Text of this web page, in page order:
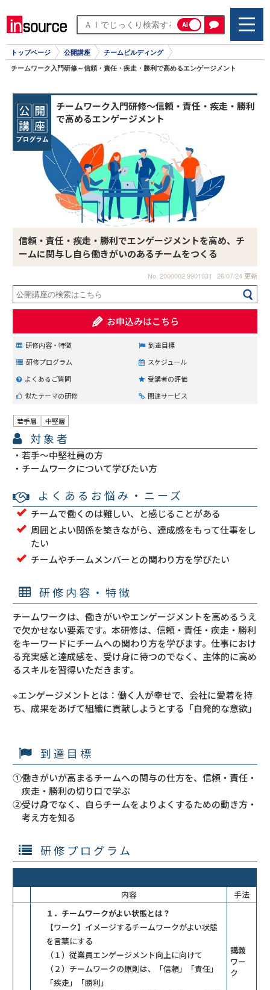
AI
トップページ 公開講座 チームビルディング
チームワーク入門研修～信頼・責任・疾走・勝利で高めるエンゲージメント
チームワーク入門研修～信頼・責任・疾走・勝利
で高めるエンゲージメント
信頼・責任・疾走・勝利でエンゲージメントを高め、チ
ームに関与し自ら働きがいのあるチームをつくる
No. 2000002 9901031 26/07/24 更新
お申込みはこちら
研修内容・特徴
到達目標
研修プログラム
スケジュール
よくあるご質問
受講者の評価
似たテーマの研修
関連サービス
対象者
若手層 中堅層
若手～中堅社員の方
チームワークについて学びたい方
よくあるお悩み・ニーズ
チームで働くのは難しい、と感じることがある
周囲とよい関係を築きながら、達成感をもって仕事をし
たい
チームやチームメンバーとの関わり方を学びたい
研修内容・特徴
チームワークは、働きがいやエンゲージメントを高めるうえ
で欠かせない要素です。本研修は、信頼・責任・疾走・勝利
をキーワードにチームへの関わり方を学びます。仕事におけ
る充実感と達成感を、受け身に待つのでなく、主体的に高め
るスキルを習得いただきます。
※エンゲージメントとは：働く人が幸せで、会社に愛着を持
ち、成果をあげて組織に貢献しようとする「自発的な意欲」
到達目標
①働きがいが高まるチームへの関与の仕方を、信頼・責任・
疾走・勝利の切り口で学ぶ
②受け身でなく、自らチームをよりよくするための動き方・
考え方を知る
研修プログラム
内容
手法
１．チームワークがよい状態とは？
【ワーク】イメージするチームワークがよい状態
を言葉にする
（１）従業員エンゲージメント向上に向けて
（２）チームワークの原則は、「信頼」「責任」
「疾走」「勝利」
講義
ワー
ク